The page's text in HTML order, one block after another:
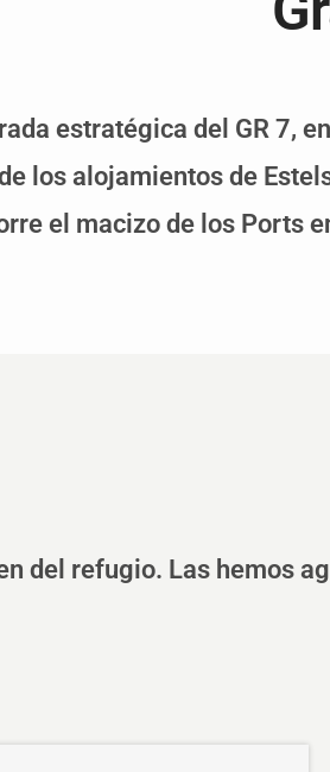
estratégica del GR 7,
los alojamientos de
el macizo de los Ports
del refugio. Las hemos